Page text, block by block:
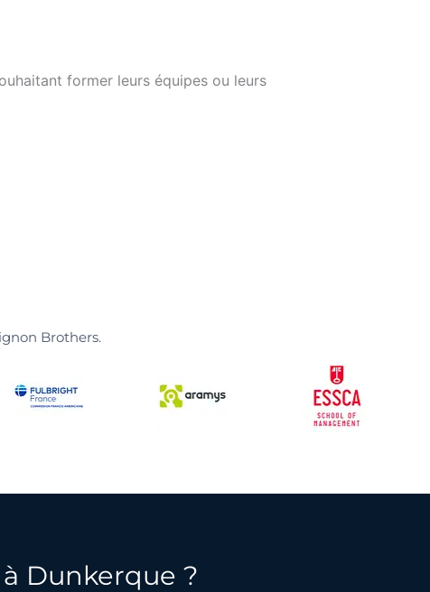
former leurs équipes ou leurs
Brothers.
Dunkerque ?